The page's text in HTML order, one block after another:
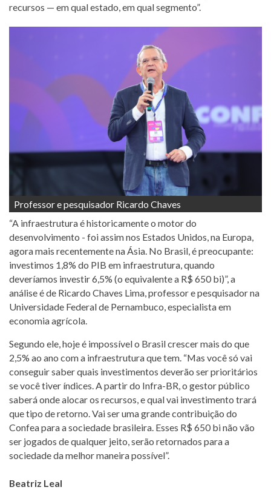
recursos — em qual estado, em qual segmento”.
Professor e pesquisador Ricardo Chaves
“A infraestrutura é historicamente o motor do
desenvolvimento - foi assim nos Estados Unidos, na Europa,
agora mais recentemente na Ásia. No Brasil, é preocupante:
investimos 1,8% do PIB em infraestrutura, quando
deveríamos investir 6,5% (o equivalente a R$ 650 bi)”, a
análise é de Ricardo Chaves Lima, professor e pesquisador na
Universidade Federal de Pernambuco, especialista em
economia agrícola.
Segundo ele, hoje é impossível o Brasil crescer mais do que
2,5% ao ano com a infraestrutura que tem. “Mas você só vai
conseguir saber quais investimentos deverão ser prioritários
se você tiver índices. A partir do Infra-BR, o gestor público
saberá onde alocar os recursos, e qual vai investimento trará
que tipo de retorno. Vai ser uma grande contribuição do
Confea para a sociedade brasileira. Esses R$ 650 bi não vão
ser jogados de qualquer jeito, serão retornados para a
sociedade da melhor maneira possível”.
Beatriz Leal